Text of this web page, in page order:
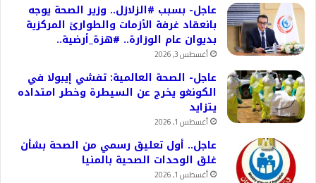
عاجل- بسبب #الزلازل.. وزير الصحة يوجه
بانعقاد غرفة الأزمات والطوارئ المركزية
بديوان عام الوزارة.. #هزة_أرضية..
أغسطس 3, 2026
عاجل- الصحة العالمية: تفشي إيبولا في
الكونغو يخرج عن السيطرة وخطر امتداده
يتزايد
أغسطس 1, 2026
عاجل.. أول تعليق رسمي من الصحة بشأن
غلق الوحدات الصحية بالمنيا
أغسطس 1, 2026